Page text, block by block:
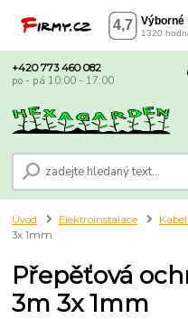
+420 773 460 082
po - pá 10:00 - 17:00
Úvod Elektroinstalace
3x 1mm
Přepěťová
3m 3x 1mm